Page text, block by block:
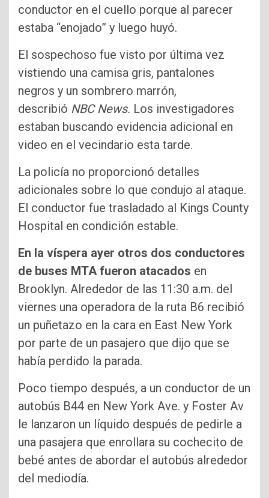
conductor en el cuello porque al parecer
estaba “enojado” y luego huyó.
El sospechoso fue visto por última vez
vistiendo una camisa gris, pantalones
negros y un sombrero marrón,
describió NBC News. Los investigadores
estaban buscando evidencia adicional en
video en el vecindario esta tarde.
La policía no proporcionó detalles
adicionales sobre lo que condujo al ataque.
El conductor fue trasladado al Kings County
Hospital en condición estable.
En la víspera ayer otros dos conductores
de buses MTA fueron atacados en
Brooklyn. Alrededor de las 11:30 a.m. del
viernes una operadora de la ruta B6 recibió
un puñetazo en la cara en East New York
por parte de un pasajero que dijo que se
había perdido la parada.
Poco tiempo después, a un conductor de un
autobús B44 en New York Ave. y Foster Av
le lanzaron un líquido después de pedirle a
una pasajera que enrollara su cochecito de
bebé antes de abordar el autobús alrededor
del mediodía.